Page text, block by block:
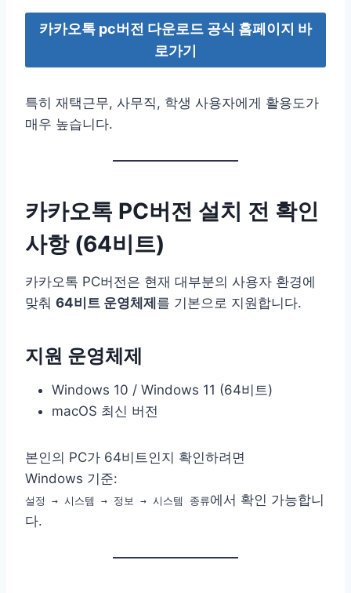
카카오톡 pc버전 다운로드 공식 홈페이지 바
로가기
특히 재택근무, 사무직, 학생 사용자에게 활용도가
매우 높습니다.
카카오톡 PC버전 설치 전 확인
사항 (64비트)
카카오톡 PC버전은 현재 대부분의 사용자 환경에
맞춰 64비트 운영체제를 기본으로 지원합니다.
지원 운영체제
Windows 10 / Windows 11 (64비트)
macOS 최신 버전
본인의 PC가 64비트인지 확인하려면
Windows 기준:
설정 → 시스템 → 정보 → 시스템 종류에서 확인 가능합니
다.